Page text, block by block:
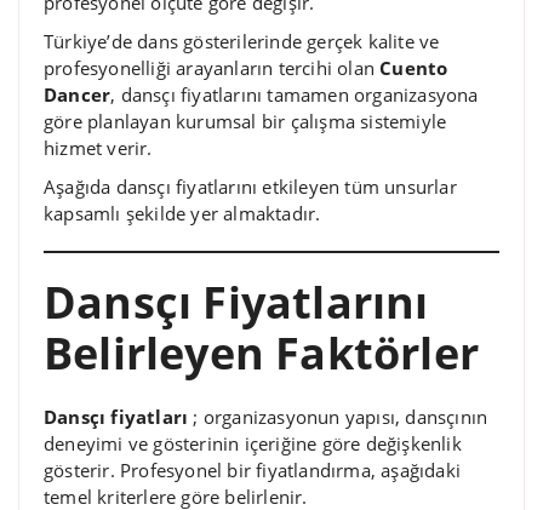
Türkiye’de dans gösterilerinde gerçek kalite ve
profesyonelliği arayanların tercihi olanCuento
Dancer, dansçı fiyatlarını tamamen organizasyona
göre planlayan kurumsal bir çalışma sistemiyle
hizmet verir.
Aşağıda dansçı fiyatlarını etkileyen tüm unsurlar
kapsamlı şekilde yer almaktadır.
Dansçı Fiyatlarını
Belirleyen Faktörler
Dansçı fiyatları ; organizasyonun yapısı, dansçının
deneyimi ve gösterinin içeriğine göre değişkenlik
gösterir. Profesyonel bir fiyatlandırma, aşağıdaki
temel kriterlere göre belirlenir.